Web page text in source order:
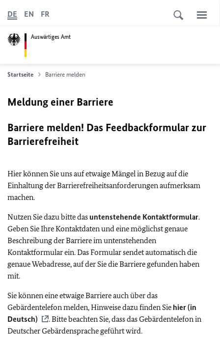
Auswärtiges Amt
DE EN FR
Startseite Barriere melden
Meldung einer Barriere
Barriere melden! Das Feedbackformular zur
Barrierefreiheit
Hier können Sie uns auf etwaige Mängel in Bezug auf die
Einhaltung der Barrierefreiheitsanforderungen aufmerksam
machen.
Nutzen Sie dazu bitte das untenstehende Kontaktformular.
Geben Sie Ihre Kontaktdaten und eine möglichst genaue
Beschreibung der Barriere im untenstehenden
Kontaktformular ein. Das Formular sendet automatisch die
genaue Webadresse, auf der Sie die Barriere gefunden haben
mit.
Sie können eine etwaige Barriere auch über das
Gebärdentelefon melden, Hinweise dazu finden Sie hier (in
Deutsch)
. Bitte beachten Sie, dass das Gebärdentelefon in
Deutscher Gebärdensprache geführt wird.